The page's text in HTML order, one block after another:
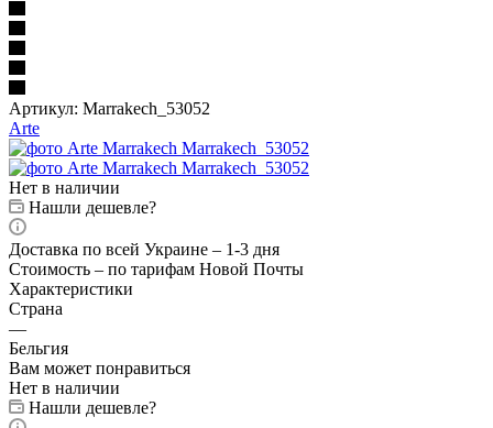
Артикул: Marrakech_53052
Arte
Нет в наличии
Нашли дешевле?
Доставка по всей Украине – 1-3 дня
Стоимость – по тарифам Новой Почты
Характеристики
Страна
—
Бельгия
Вам может понравиться
Нет в наличии
Нашли дешевле?